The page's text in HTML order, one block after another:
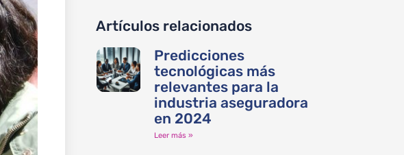
Artículos relacionados
Predicciones
tecnológicas más
relevantes para la
industria aseguradora
en 2024
Leer más »